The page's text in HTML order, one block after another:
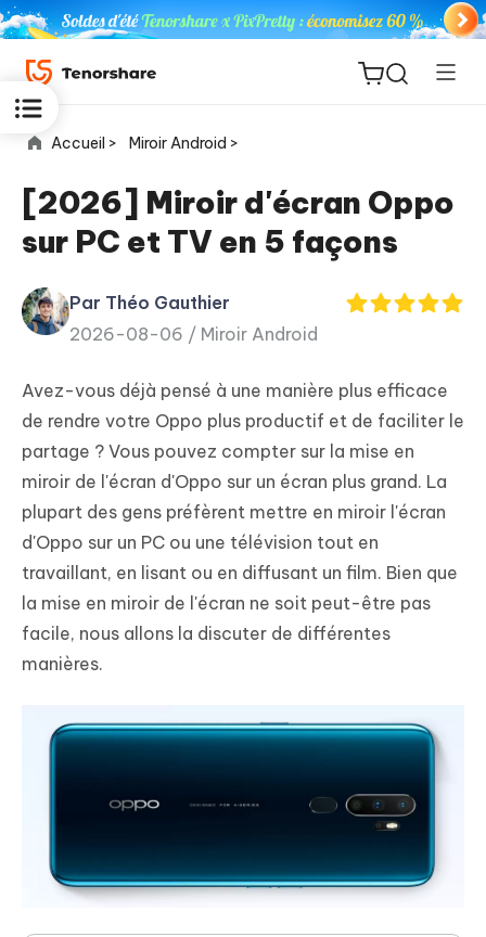
for iOS
PDNob
Editor
iAnyGo
Accueil > Miroir Android >
[2026] Miroir d'écran Oppo
sur PC et TV en 5 façons
Par Théo Gauthier
2026-08-06 / Miroir Android
Avez-vous déjà pensé à une manière plus efficace
de rendre votre Oppo plus productif et de faciliter le
partage ? Vous pouvez compter sur la mise en
miroir de l'écran d'Oppo sur un écran plus grand. La
plupart des gens préfèrent mettre en miroir l'écran
d'Oppo sur un PC ou une télévision tout en
travaillant, en lisant ou en diffusant un film. Bien que
la mise en miroir de l'écran ne soit peut-être pas
facile, nous allons la discuter de différentes
manières.